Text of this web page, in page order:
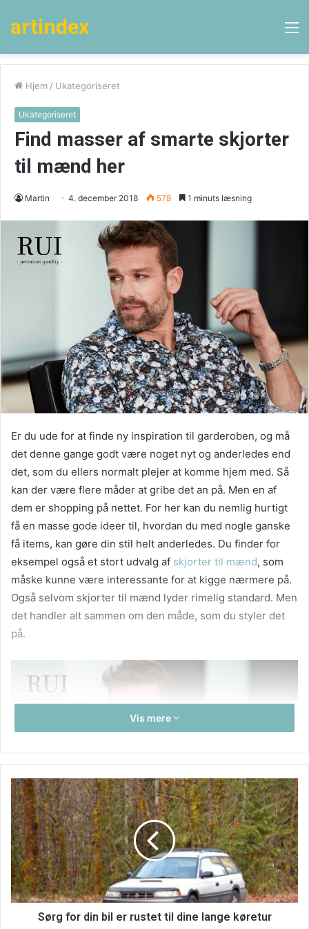
artindex
Hjem / Ukategoriseret
Ukategoriseret
Find masser af smarte skjorter
til mænd her
Martin 4. december 2018 578 1 minuts læsning
Er du ude for at finde ny inspiration til garderoben, og må
det denne gange godt være noget nyt og anderledes end
det, som du ellers normalt plejer at komme hjem med. Så
kan der være flere måder at gribe det an på. Men en af
dem er shopping på nettet. For her kan du nemlig hurtigt
få en masse gode ideer til, hvordan du med nogle ganske
få items, kan gøre din stil helt anderledes. Du finder for
eksempel også et stort udvalg af skjorter til mænd, som
måske kunne være interessante for at kigge nærmere på.
Også selvom skjorter til mænd lyder rimelig standard. Men
det handler alt sammen om den måde, som du styler det
på.
Se de mange forskellige styles og gode
priser
Noget af det, som man også får med, når man handler
Vis mere
Sørg for din bil er rustet til dine lange køretur